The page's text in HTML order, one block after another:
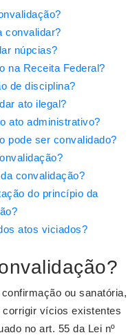
convalidar?
núpcias?
na Receita Federal?
de disciplina?
ato ilegal?
ato administrativo?
pode ser convalidado?
convalidação?
do princípio da
atos viciados?
ou sanatória,
corrigir vícios existentes
no art. 55 da Lei nº